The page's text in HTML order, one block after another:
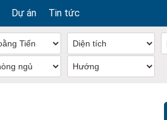
Dự án Tin tức